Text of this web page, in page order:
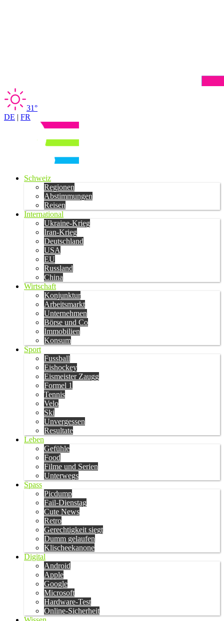
31°
DE | FR
Schweiz
Regionen
Abstimmungen
Reisen
International
Ukraine-Krieg
Iran-Krieg
Deutschland
USA
EU
Russland
China
Wirtschaft
Konjunktur
Arbeitsmarkt
Unternehmen
Börse und Co
Immobilien
Konsum
Sport
Fussball
Eishockey
Eismeister Zaugg
Formel 1
Tennis
Velo
Ski
Unvergessen
Resultate
Leben
Gefühle
Food
Filme und Serien
Unterwegs
Spass
Picdump
Fail-Dienstag
Cute News
Retro
Gerechtigkeit siegt
Dumm gelaufen
Klischeekanone
Digital
Android
Apple
Google
Microsoft
Hardware-Test
Online-Sicherheit